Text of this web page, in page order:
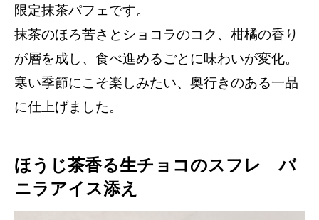
限定抹茶パフェです。
抹茶のほろ苦さとショコラのコク、柑橘の香り
が層を成し、食べ進めるごとに味わいが変化。
寒い季節にこそ楽しみたい、奥行きのある一品
に仕上げました。
ほうじ茶香る生チョコのスフレ バ
ニラアイス添え